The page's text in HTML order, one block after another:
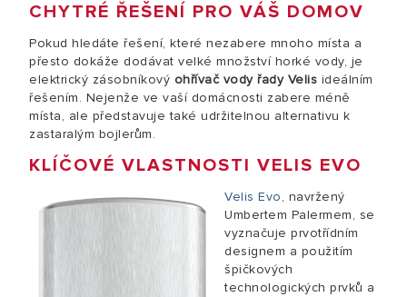
CHYTRÉ ŘEŠENÍ PRO VÁŠ DOMOV
Pokud hledáte řešení, které nezabere mnoho místa a
přesto dokáže dodávat velké množství horké vody, je
elektrický zásobníkový ohřívač vody řady Velis ideálním
řešením. Nejenže ve vaší domácnosti zabere méně
místa, ale představuje také udržitelnou alternativu k
zastaralým bojlerům.
KLÍČOVÉ VLASTNOSTI VELIS EVO
Velis Evo, navržený
Umbertem Palermem, se
vyznačuje prvotřídním
designem a použitím
špičkových
technologických prvků a